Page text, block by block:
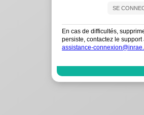
En cas de difficultés,
persiste, contactez le
assistance-